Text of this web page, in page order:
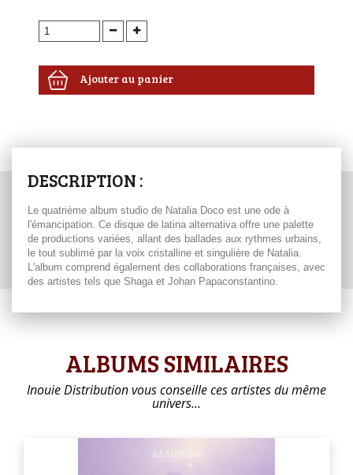
Ajouter au panier
DESCRIPTION :
Le quatrième album studio de Natalia Doco est une ode à
l'émancipation. Ce disque de latina alternativa offre une palette
de productions variées, allant des ballades aux rythmes urbains,
le tout sublimé par la voix cristalline et singulière de Natalia.
L'album comprend également des collaborations françaises, avec
des artistes tels que Shaga et Johan Papaconstantino.
ALBUMS SIMILAIRES
Inouie Distribution vous conseille ces artistes du même
univers…